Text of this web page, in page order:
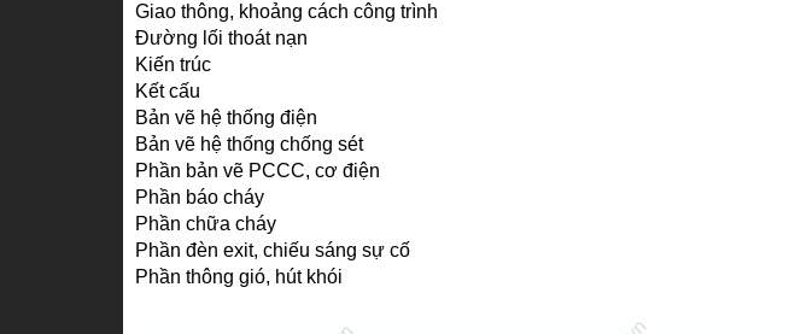
Giao thông, khoảng cách công trình
Đường lối thoát nạn
Kiến trúc
Kết cấu
Bản vẽ hệ thống điện
Bản vẽ hệ thống chống sét
Phần bản vẽ PCCC, cơ điện
Phần báo cháy
Phần chữa cháy
Phần đèn exit, chiếu sáng sự cố
Phần thông gió, hút khói